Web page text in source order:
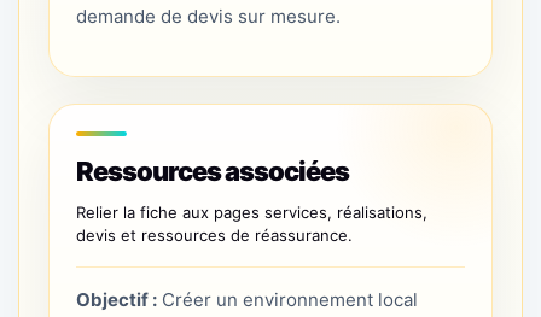
demande de devis sur mesure.
Ressources associées
Relier la fiche aux pages services, réalisations,
devis et ressources de réassurance.
Objectif : Créer un environnement local